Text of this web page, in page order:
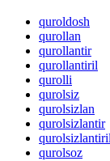
quroldosh
qurollan
qurollantir
qurollantiril
qurolli
qurolsiz
qurolsizlan
qurolsizlantir
qurolsizlantiril
qurolsoz